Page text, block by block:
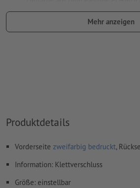
(z.B. "Pantone 286 C").
Es sind keine Metallic- und
in unserem Hilfecenter.
Wie lege ich Druckdaten richtig an?
Mehr anzeigen
Produktdetails
Vorderseite zweifarbig bedruckt,
Information: Klettverschluss
Größe: einstellbar